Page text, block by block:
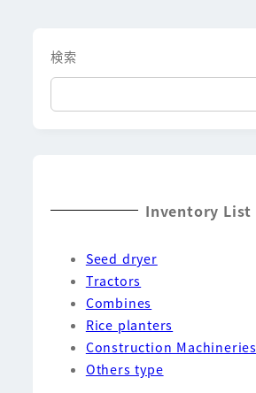
検索
Inventory List
Seed dryer
Tractors
Combines
Rice planters
Construction Machineries
Others type